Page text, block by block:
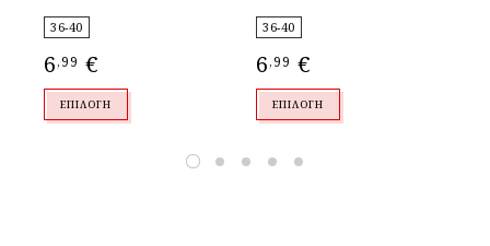
36-40
6,99 €
ΕΠΙΛΟΓΉ
36-40
6,99 €
ΕΠΙΛΟΓΉ